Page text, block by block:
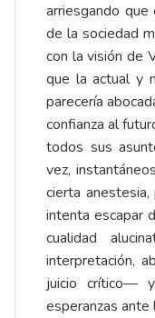
arriesgando
de la sociedad
con la visión de
que la actual y
parecería
confianza al
todos sus
vez,
cierta
intenta escapar
cualidad
interpretación,
juicio crítico—
esperanzas ante